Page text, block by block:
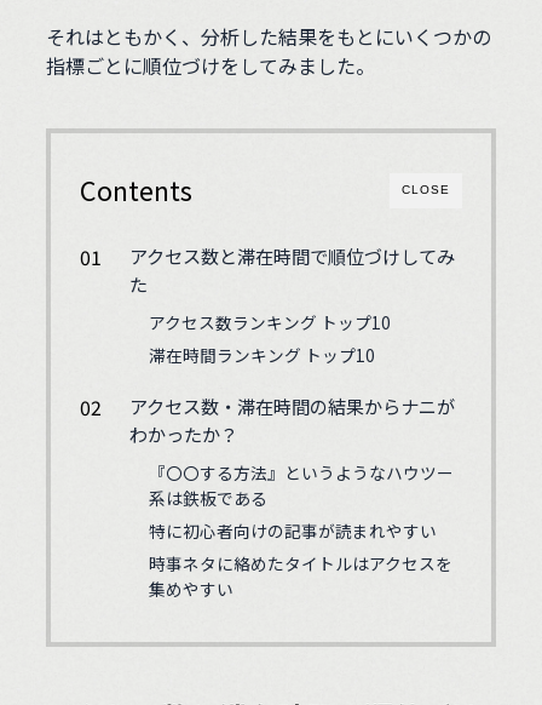
それはともかく、分析した結果をもとにいくつかの
指標ごとに順位づけをしてみました。
CLOSE
Contents
アクセス数と滞在時間で順位づけしてみ
た
アクセス数ランキング トップ10
滞在時間ランキング トップ10
アクセス数・滞在時間の結果からナニが
わかったか？
『〇〇する方法』というようなハウツー
系は鉄板である
特に初心者向けの記事が読まれやすい
時事ネタに絡めたタイトルはアクセスを
集めやすい